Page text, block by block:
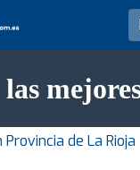
las
de La Rioja